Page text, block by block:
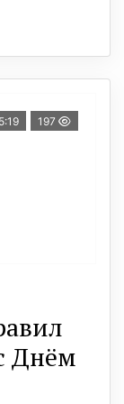
197
Днём